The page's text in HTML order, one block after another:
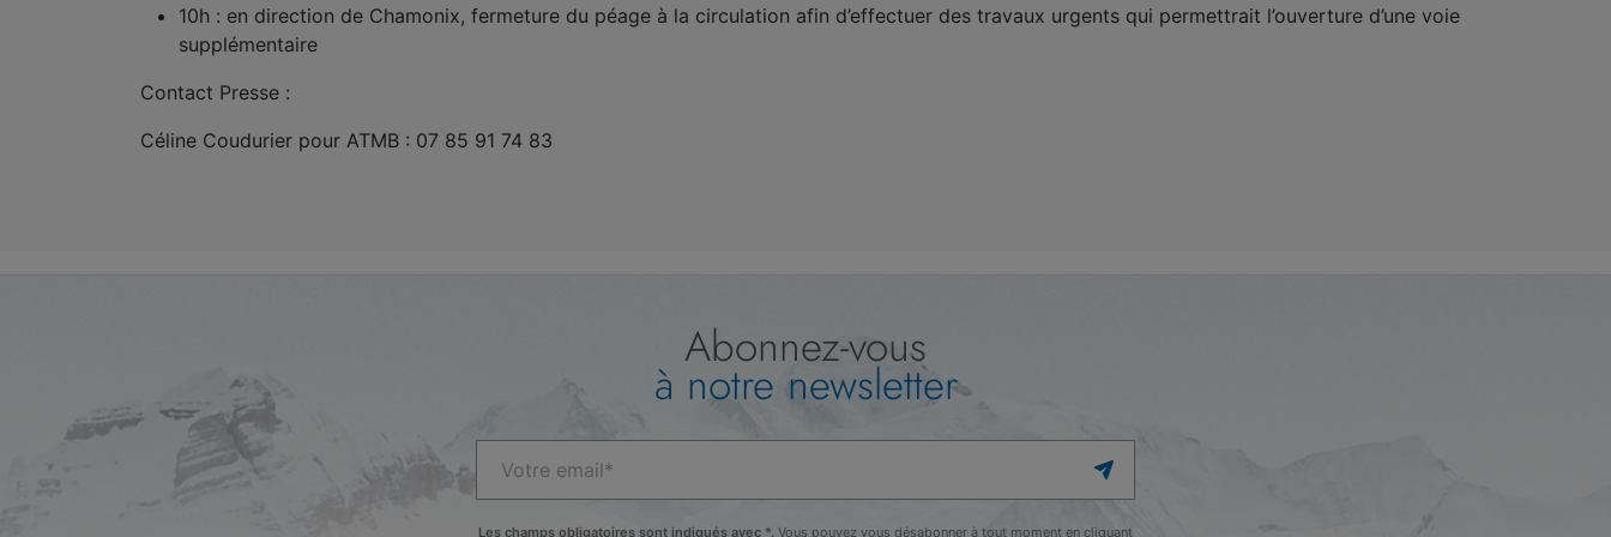
10h : en direction de Chamonix, fermeture du péage à la circulation afin d’effectuer des travaux urgents qui permettrait l’ouverture d’une voie
supplémentaire
Contact Presse :
Céline Coudurier pour ATMB : 07 85 91 74 83
Abonnez-vous
à notre newsletter
Les champs obligatoires sont indiqués avec *. Vous pouvez vous désabonner à tout moment en cliquant